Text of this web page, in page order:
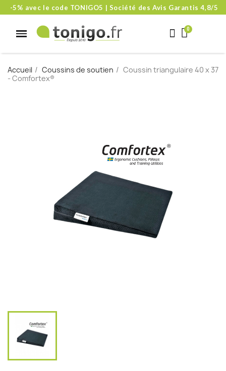
-5% avec le code TONIGO5 | Société des Avis Garantis 4,8/5
Accueil Coussins de soutien
Coussin triangulaire 40 x 37
- Comfortex®